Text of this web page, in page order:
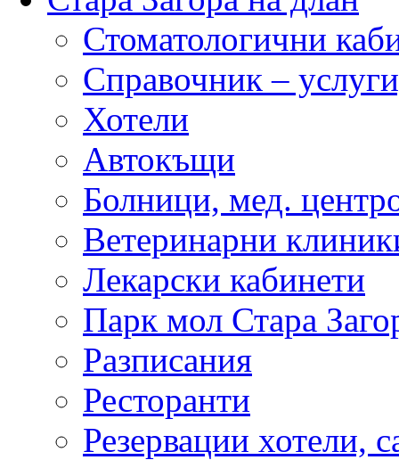
Стоматологични
Справочник –
Хотели
Автокъщи
Болници, мед.
Ветеринарни
Лекарски кабинети
Парк мол Стара
Разписания
Ресторанти
Резервации хотели,